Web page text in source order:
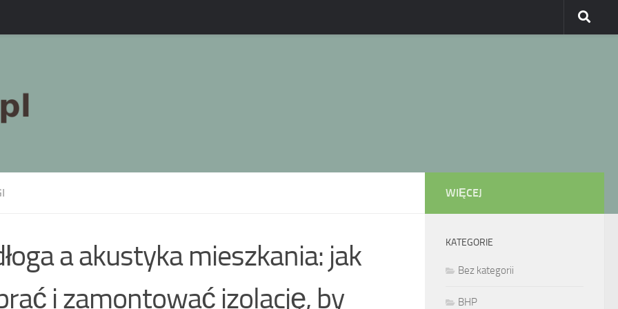
a akustyka mieszkania: jak
i zamontować izolację, by
WIĘCEJ
KATEGORIE
Bez kategorii
BHP